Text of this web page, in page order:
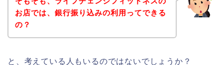
お店では、銀行振り込みの利用ってできる
の？
と、考えている人もいるのではないでしょうか？